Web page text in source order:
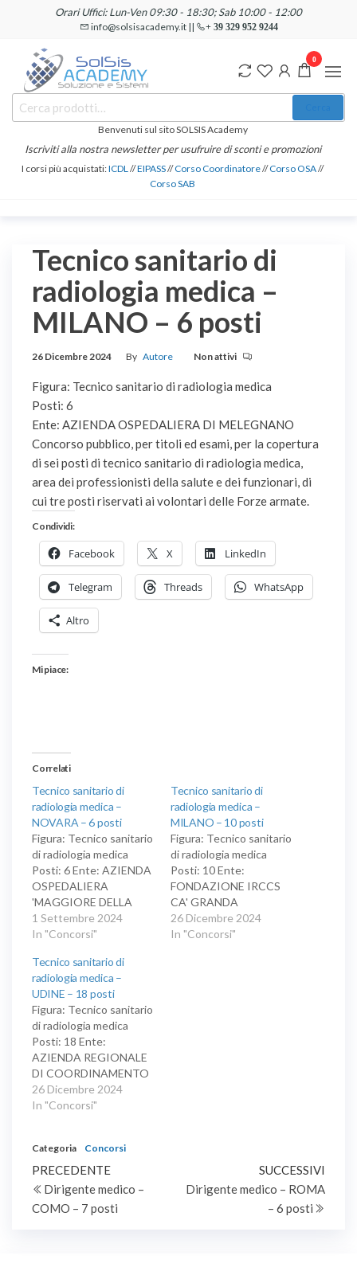
contenuto
Orari Uffici: Lun-Ven 09:30 - 18:30; Sab 10:00 - 12:00
info@solsisacademy.it || + 39 329 952 9244
SOLSIS
Academy
Corsi e
Certificazioni
Linguistiche
Benvenuti sul sito SOLSIS Academy
Iscriviti alla nostra newsletter per usufruire di sconti e promozioni
I corsi più acquistati:ICDL//EIPASS//Corso Coordinatore//Corso OSA//
Corso SAB
0
Tecnico sanitario di
radiologia medica –
MILANO – 6 posti
26 Dicembre 2024 By Autore Non attivi
Figura: Tecnico sanitario di radiologia medica
Posti: 6
Ente: AZIENDA OSPEDALIERA DI MELEGNANO
Concorso pubblico, per titoli ed esami, per la copertura
di sei posti di tecnico sanitario di radiologia medica,
area dei professionisti della salute e dei funzionari, di
cui tre posti riservati ai volontari delle Forze armate.
Condividi:
Facebook X LinkedIn
Telegram Threads WhatsApp
Altro
Mi piace:
Correlati
Tecnico sanitario di
radiologia medica –
NOVARA – 6 posti
Figura: Tecnico sanitario
di radiologia medica
Posti: 6 Ente: AZIENDA
OSPEDALIERA
'MAGGIORE DELLA
CARITA'' DI NOVARA
Concorso pubblico, per
copertura di sei posti di
tecnico sanitario di
radiologia medica, area
dei professionisti della
salute e dei funzionari, a
tempo indeterminato.
1 Settembre 2024
In "Concorsi"
Tecnico sanitario di
radiologia medica –
MILANO – 10 posti
Figura: Tecnico sanitario
di radiologia medica
Posti: 10 Ente:
FONDAZIONE IRCCS
CA' GRANDA
OSPEDALE MAGGIORE
POLICLINICO
26 Dicembre 2024
In "Concorsi"
Tecnico sanitario di
radiologia medica –
UDINE – 18 posti
Figura: Tecnico sanitario
di radiologia medica
Posti: 18 Ente:
AZIENDA REGIONALE
DI COORDINAMENTO
PER LA SALUTE DI
UDINE Concorso
di diciotto posti di
tecnico sanitario di
radiologia medica, per le
aziende del Servizio
sanitario regionale del
26 Dicembre 2024
In "Concorsi"
Categoria Concorsi
Navigazione
articoli
Articolo
precedente
PRECEDENTE
Dirigente medico –
COMO – 7 posti
SUCCESSIVI
Dirigente medico – ROMA
– 6 posti